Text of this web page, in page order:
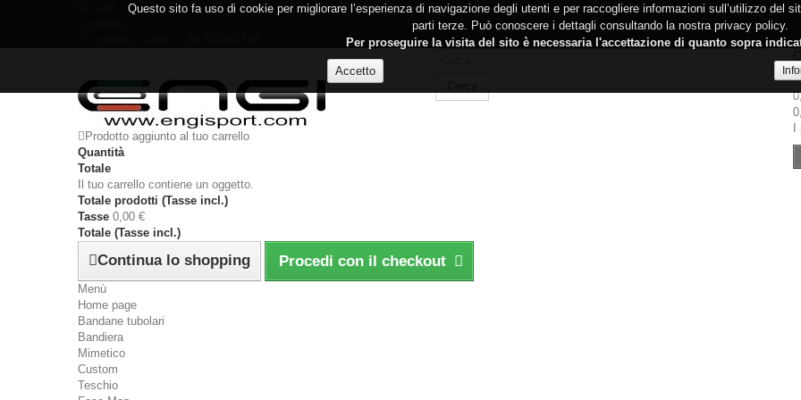
Prodotto aggiunto al tuo carrello
Quantità
Totale
Il tuo carrello contiene un oggetto.
Totale prodotti (Tasse incl.)
Tasse 0,00 €
Totale (Tasse incl.)
Continua lo shopping Procedi con il checkout
Menù
Home page
Bandane tubolari
Bandiera
Mimetico
Custom
Teschio
Questo sito fa uso di cookie per migliorare l’esperienza di navigazione degli utenti e per raccogliere informazioni sull’utilizzo del
parti terze. Può conoscere i dettagli consultando la nostra privacy policy.
Per proseguire la visita del sito è necessaria l'accettazione di quanto sopra